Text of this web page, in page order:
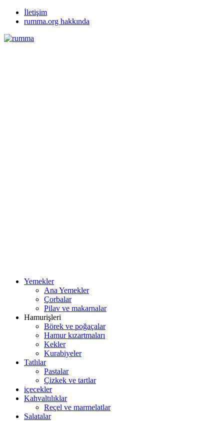
İletişim
rumma.org hakkında
Yemekler
Ana Yemekler
Çorbalar
Pilav ve makarnalar
Hamurişleri
Börek ve poğaçalar
Hamur kızartmaları
Kekler
Kurabiyeler
Tatlılar
Pastalar
Çizkek ve tartlar
içecekler
Kahvaltılıklar
Reçel ve marmelatlar
Salatalar